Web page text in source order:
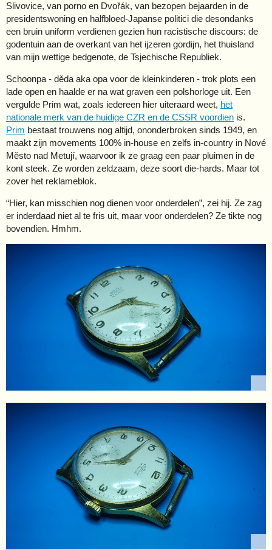
Slivovice, van porno en Dvořák, van bezopen bejaarden in de
presidentswoning en halfbloed-Japanse politici die desondanks
een bruin uniform verdienen gezien hun racistische discours: de
godentuin aan de overkant van het ijzeren gordijn, het thuisland
van mijn wettige bedgenote, de Tsjechische Republiek.
Schoonpa - děda aka opa voor de kleinkinderen - trok plots een
lade open en haalde er na wat graven een polshorloge uit. Een
vergulde Prim wat, zoals iedereen hier uiteraard weet, het
nationale merk van de huidige CZR en de CSSR voordien is.
Prim bestaat trouwens nog altijd, ononderbroken sinds 1949, en
maakt zijn movements 100% in-house en zelfs in-country in Nové
Město nad Metují, waarvoor ik ze graag een paar pluimen in de
kont steek. Ze worden zeldzaam, deze soort die-hards. Maar tot
zover het reklameblok.
“Hier, kan misschien nog dienen voor onderdelen”, zei hij. Ze zag
er inderdaad niet al te fris uit, maar voor onderdelen? Ze tikte nog
bovendien. Hmhm.